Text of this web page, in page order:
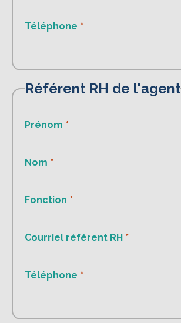
Téléphone
Référent RH de l'agent
Prénom
Nom
Fonction
Courriel référent RH
Téléphone